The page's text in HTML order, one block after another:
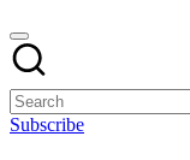
Subscribe